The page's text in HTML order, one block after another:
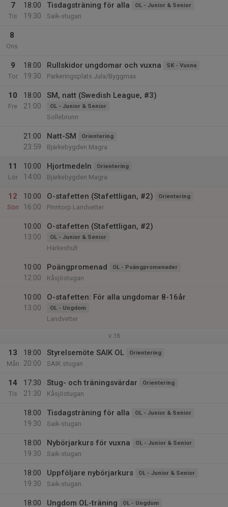
7
Tis
18:00
19:30
Tisdagsträning för alla OL - Junior & Senior
Saik-stugan
8
Ons
9
Tor
18:00
19:30
Rullskidor ungdomar och vuxna SK - Vuxna
Parkeringsplats Jula/Byggmax
10
Fre
18:00
21:00
SM, natt (Swedish League, #3)
OL - Junior & Senior
Sollebrunn
21:00
23:59
Natt-SM Orientering
Bjärkebygden Magra
11
Lör
10:00
14:00
Hjortmedeln Orientering
Bjärkebygden Magra
12
Sön
10:00
16:00
O-stafetten (Stafettligan, #2) Orientering
Pinntorp Landvetter
10:00
13:00
O-stafetten (Stafettligan, #2)
OL - Junior & Senior
Härkeshult
10:00
12:00
Poängpromenad OL - Poängpromenader
Kåsjöstugan
10:00
13:00
O-stafetten: För alla ungdomar 8-16år
OL - Ungdom
Landvetter
v.16
13
Mån
18:00
20:00
Styrelsemöte SAIK OL Orientering
SAIK stugan
14
Tis
17:30
21:30
Stug- och träningsvärdar Orientering
Kåsjöstugan
18:00
19:30
Tisdagsträning för alla OL - Junior & Senior
Saik-stugan
18:00
19:30
Nybörjarkurs för vuxna OL - Junior & Senior
Saik-stugan
18:00
19:30
Uppföljare nybörjarkurs OL - Junior & Senior
Saik-stugan
18:00 Ungdom OL-träning OL - Ungdom